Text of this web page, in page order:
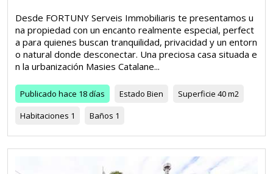
Desde FORTUNY Serveis Immobiliaris te presentamos u
na propiedad con un encanto realmente especial, perfect
a para quienes buscan tranquilidad, privacidad y un entorn
o natural donde desconectar. Una preciosa casa situada e
n la urbanización Masies Catalane...
Publicado hace 18 días Estado Bien Superficie 40 m2
Habitaciones 1 Baños 1